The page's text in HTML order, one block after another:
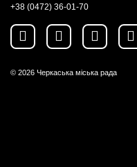
+38 (0472) 36-01-70
© 2026 Черкаська міська рада